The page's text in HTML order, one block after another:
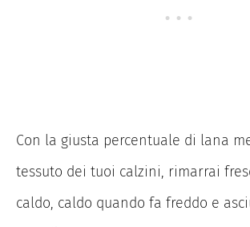
Con la giusta percentuale di lana
tessuto dei tuoi calzini, rimarrai
caldo, caldo quando fa freddo e